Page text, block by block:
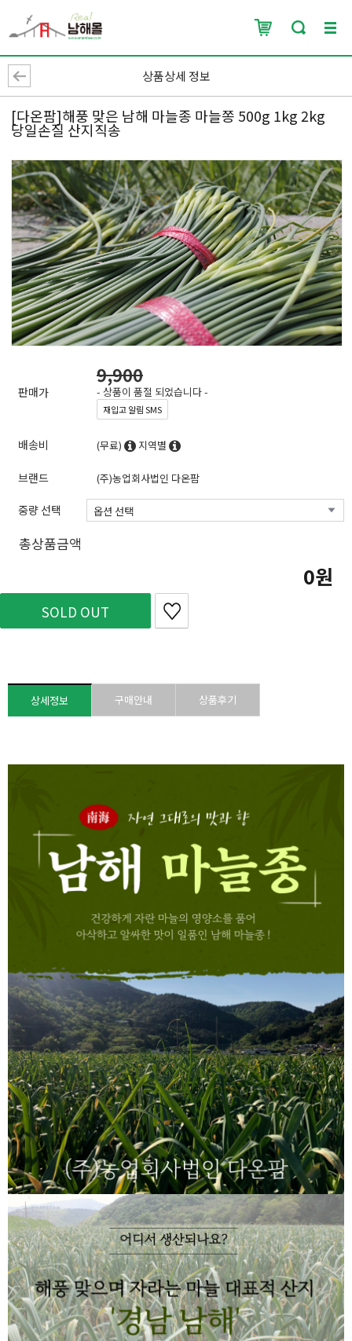
상품상세 정보
[다온팜]해풍 맞은 남해 마늘종 마늘쫑 500g 1kg 2kg
당일손질 산지직송
판매가
9,900
- 상품이 품절 되었습니다 -
재입고 알림 SMS
배송비 (무료) 지역별
브랜드 (주)농업회사법인 다온팜
중량 선택
총상품금액
0
SOLD OUT
상세정보 구매안내 상품후기